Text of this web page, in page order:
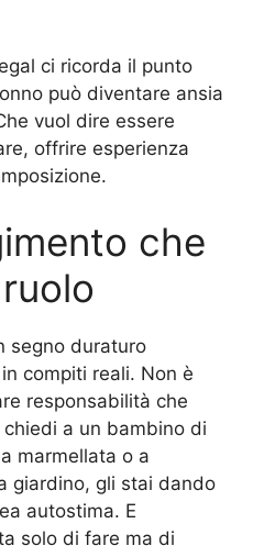
ci ricorda il punto
può diventare ansia
vuol dire essere
offrire esperienza
che
segno duraturo
compiti reali. Non è
responsabilità che
a un bambino di
marmellata o a
giardino, gli stai dando
autostima. E
solo di fare ma di